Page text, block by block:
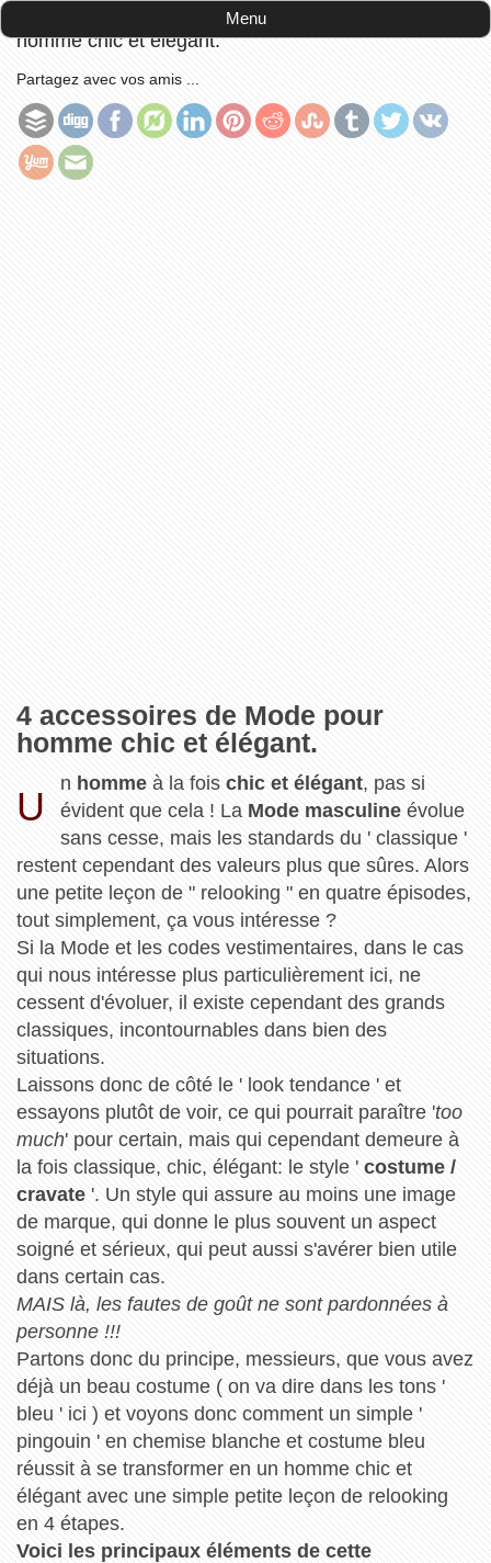
4 accessoires de Mode pour
homme chic et élégant.
Partagez avec vos amis ...
4 accessoires de Mode pour
homme chic et élégant.
U
n homme à la fois chic et élégant, pas si
évident que cela ! La Mode masculine évolue
sans cesse, mais les standards du ' classique '
restent cependant des valeurs plus que sûres. Alors
une petite leçon de " relooking " en quatre épisodes,
tout simplement, ça vous intéresse ?
Si la Mode et les codes vestimentaires, dans le cas
qui nous intéresse plus particulièrement ici, ne
cessent d'évoluer, il existe cependant des grands
classiques, incontournables dans bien des
situations.
Laissons donc de côté le ' look tendance ' et
essayons plutôt de voir, ce qui pourrait paraître 'too
much' pour certain, mais qui cependant demeure à
la fois classique, chic, élégant: le style ' costume /
cravate'. Un style qui assure au moins une image
de marque, qui donne le plus souvent un aspect
soigné et sérieux, qui peut aussi s'avérer bien utile
dans certain cas.
MAIS là, les fautes de goût ne sont pardonnées à
personne !!!
Partons donc du principe, messieurs, que vous avez
déjà un beau costume ( on va dire dans les tons '
bleu ' ici ) et voyons donc comment un simple '
pingouin ' en chemise blanche et costume bleu
réussit à se transformer en un homme chic et
élégant avec une simple petite leçon de relooking
en 4 étapes.
Voici les principaux éléments de cette
Menu